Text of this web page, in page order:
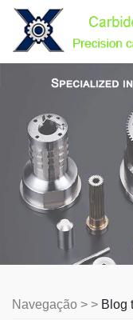
Navegação > > Blog